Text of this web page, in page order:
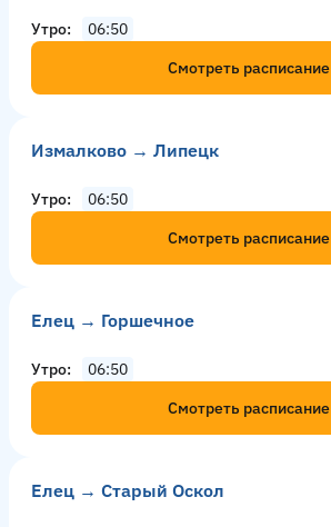
Утро
06:50
Смотреть расписание
Измалково → Липецк
Утро
06:50
Смотреть расписание
Елец → Горшечное
Утро
06:50
Смотреть расписание
Елец → Старый Оскол